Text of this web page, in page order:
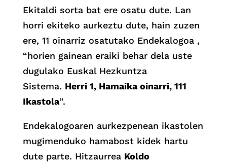
Ekitaldi sorta bat ere osatu dute. Lan
horri ekiteko aurkeztu dute, hain zuzen
ere, 11 oinarriz osatutako Endekalogoa ,
“horien gainean eraiki behar dela uste
dugulako Euskal Hezkuntza
Sistema. Herri 1, Hamaika oinarri, 111
Ikastola”.
Endekalogoaren aurkezpenean ikastolen
mugimenduko hamabost kidek hartu
dute parte. Hitzaurrea Koldo